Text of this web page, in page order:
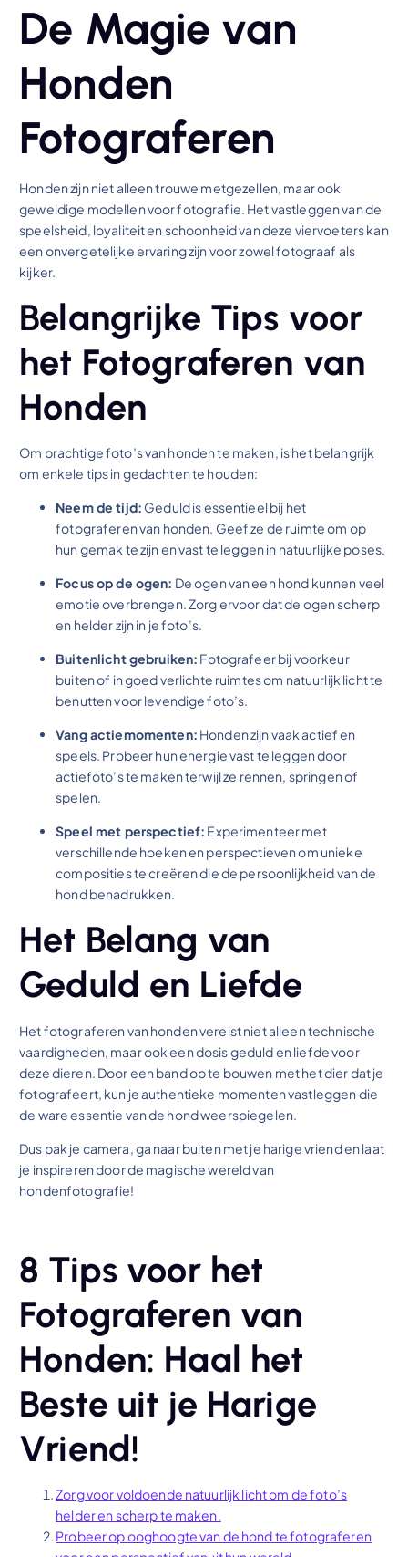
De Magie van
Honden
Fotograferen
Honden zijn niet alleen trouwe metgezellen, maar ook
geweldige modellen voor fotografie. Het vastleggen van de
speelsheid, loyaliteit en schoonheid van deze viervoeters kan
een onvergetelijke ervaring zijn voor zowel fotograaf als
kijker.
Belangrijke Tips voor
het Fotograferen van
Honden
Om prachtige foto’s van honden te maken, is het belangrijk
om enkele tips in gedachten te houden:
Neem de tijd: Geduld is essentieel bij het
fotograferen van honden. Geef ze de ruimte om op
hun gemak te zijn en vast te leggen in natuurlijke poses.
Focus op de ogen: De ogen van een hond kunnen veel
emotie overbrengen. Zorg ervoor dat de ogen scherp
en helder zijn in je foto’s.
Buitenlicht gebruiken: Fotografeer bij voorkeur
buiten of in goed verlichte ruimtes om natuurlijk licht te
benutten voor levendige foto’s.
Vang actiemomenten: Honden zijn vaak actief en
speels. Probeer hun energie vast te leggen door
actiefoto’s te maken terwijl ze rennen, springen of
spelen.
Speel met perspectief: Experimenteer met
verschillende hoeken en perspectieven om unieke
composities te creëren die de persoonlijkheid van de
hond benadrukken.
Het Belang van
Geduld en Liefde
Het fotograferen van honden vereist niet alleen technische
vaardigheden, maar ook een dosis geduld en liefde voor
deze dieren. Door een band op te bouwen met het dier dat je
fotografeert, kun je authentieke momenten vastleggen die
de ware essentie van de hond weerspiegelen.
Dus pak je camera, ga naar buiten met je harige vriend en laat
je inspireren door de magische wereld van
hondenfotografie!
8 Tips voor het
Fotograferen van
Honden: Haal het
Beste uit je Harige
Vriend!
Zorg voor voldoende natuurlijk licht om de foto’s
helder en scherp te maken.
Probeer op ooghoogte van de hond te fotograferen